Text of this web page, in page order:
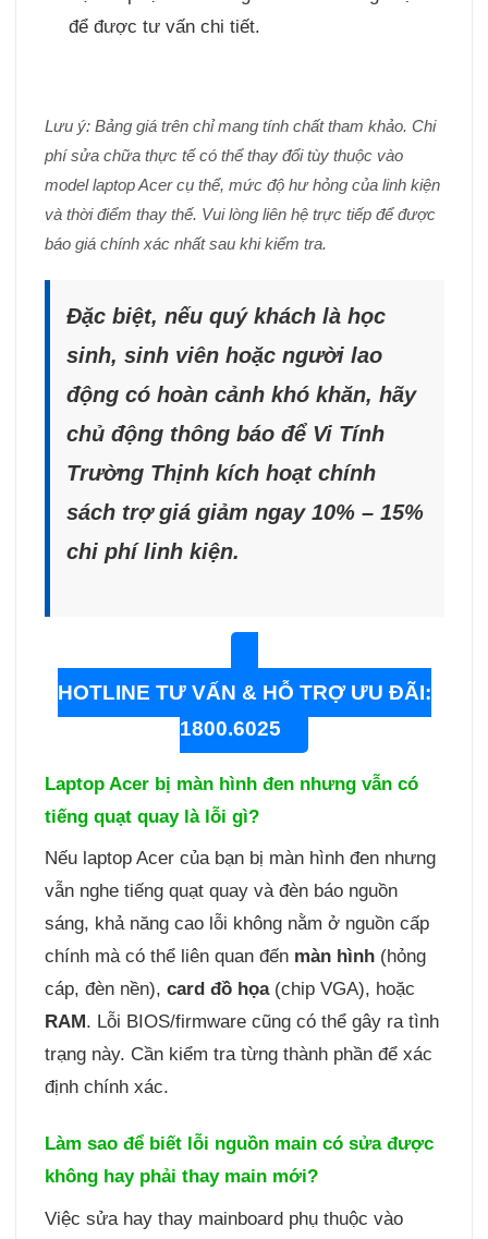
để được tư vấn chi tiết.
Lưu ý: Bảng giá trên chỉ mang tính chất tham khảo. Chi
phí sửa chữa thực tế có thể thay đổi tùy thuộc vào
model laptop Acer cụ thể, mức độ hư hỏng của linh kiện
và thời điểm thay thế. Vui lòng liên hệ trực tiếp để được
báo giá chính xác nhất sau khi kiểm tra.
Đặc biệt, nếu quý khách là học
sinh, sinh viên hoặc người lao
động có hoàn cảnh khó khăn, hãy
chủ động thông báo để Vi Tính
Trường Thịnh kích hoạt chính
sách trợ giá giảm ngay 10% – 15%
chi phí linh kiện.
HOTLINE TƯ VẤN & HỖ TRỢ ƯU ĐÃI:
1800.6025
Laptop Acer bị màn hình đen nhưng vẫn có
tiếng quạt quay là lỗi gì?
Nếu laptop Acer của bạn bị màn hình đen nhưng
vẫn nghe tiếng quạt quay và đèn báo nguồn
sáng, khả năng cao lỗi không nằm ở nguồn cấp
chính mà có thể liên quan đến màn hình(hỏng
cáp, đèn nền), card đồ họa(chip VGA), hoặc
RAM. Lỗi BIOS/firmware cũng có thể gây ra tình
trạng này. Cần kiểm tra từng thành phần để xác
định chính xác.
Làm sao để biết lỗi nguồn main có sửa được
không hay phải thay main mới?
Việc sửa hay thay mainboard phụ thuộc vào